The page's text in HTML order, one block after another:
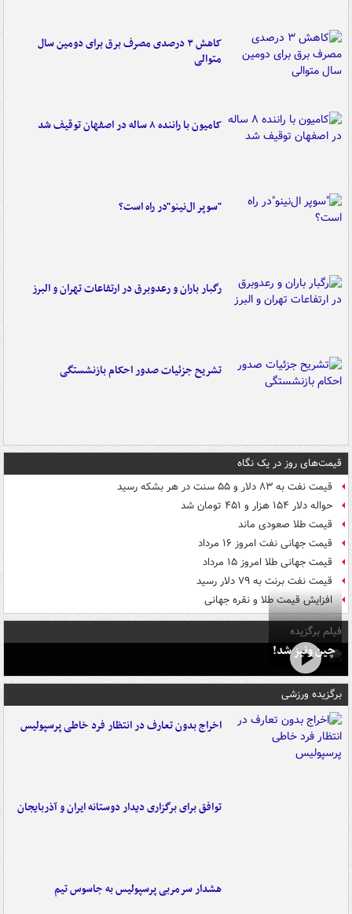
کاهش ۳ درصدی مصرف برق برای دومین سال
متوالی
کامیون با راننده ۸ ساله در اصفهان توقیف شد
"سوپر ال‌نینو"در راه است؟
رگبار باران و رعدوبرق در ارتفاعات تهران و البرز
تشریح جزئیات صدور احکام بازنشستگی
قیمت‌های روز در یک نگاه
قیمت نفت به ۸۳ دلار و ۵۵ سنت در هر بشکه رسید
حواله دلار ۱۵۴ هزار و ۴۵۱ تومان شد
قیمت طلا صعودی ماند
قیمت جهانی نفت امروز ۱۶ مرداد
قیمت جهانی طلا امروز ۱۵ مرداد
قیمت نفت برنت به ۷۹ دلار رسید
افزایش قیمت طلا و نقره جهانی
فیلم برگزیده
چین ونیز شد!
برگزیده ورزشی
اخراج بدون تعارف در انتظار فرد خاطی پرسپولیس
توافق برای برگزاری دیدار دوستانه ایران و آذربایجان
هشدار سرمربی پرسپولیس به جاسوس تیم